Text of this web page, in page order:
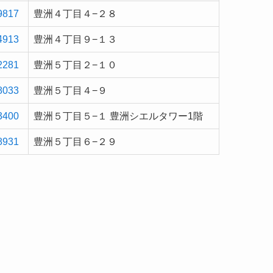
豊洲４丁目４−２８
豊洲４丁目９−１３
豊洲５丁目２−１０
豊洲５丁目４−９
豊洲５丁目５−１ 豊洲シエルタワー1階
豊洲５丁目６−２９